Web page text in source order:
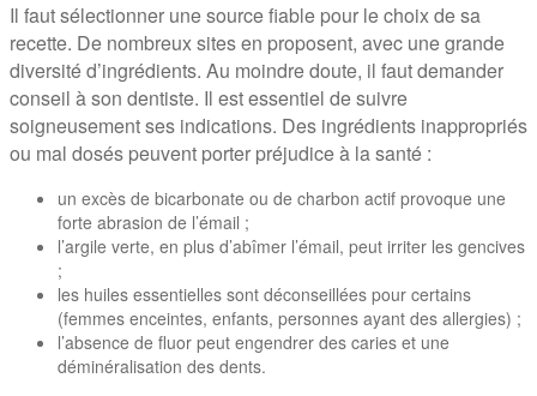
Il faut sélectionner une source fiable pour le choix de sa
recette. De nombreux sites en proposent, avec une grande
diversité d’ingrédients. Au moindre doute, il faut demander
conseil à son dentiste. Il est essentiel de suivre
soigneusement ses indications. Des ingrédients inappropriés
ou mal dosés peuvent porter préjudice à la santé :
un excès de bicarbonate ou de charbon actif provoque une
forte abrasion de l’émail ;
l’argile verte, en plus d’abîmer l’émail, peut irriter les gencives
;
les huiles essentielles sont déconseillées pour certains
(femmes enceintes, enfants, personnes ayant des allergies) ;
l’absence de fluor peut engendrer des caries et une
déminéralisation des dents.